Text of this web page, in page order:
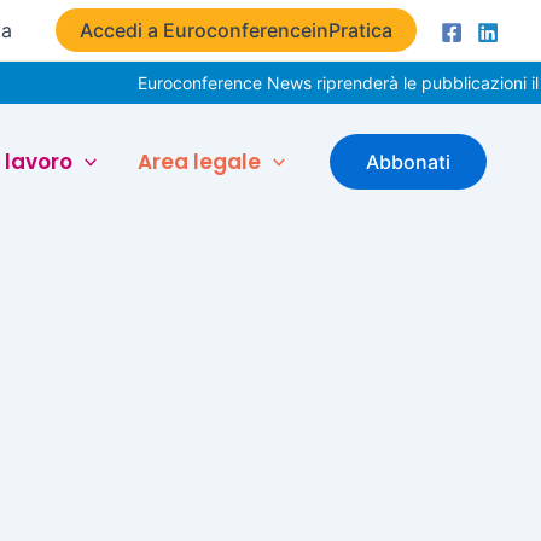
Accedi a EuroconferenceinPratica
Euroconference News riprenderà le pubblicazioni il
lavoro Area legale Abbonati